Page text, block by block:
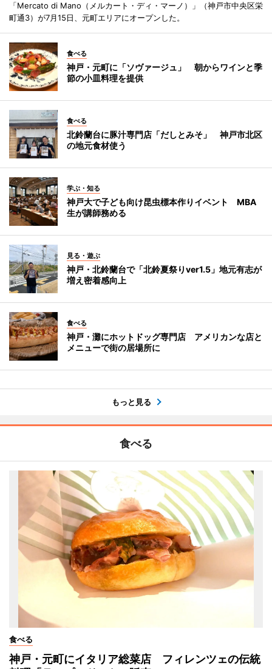
「Mercato di Mano（メルカート・ディ・マーノ）」（神戸市中央区栄
町通3）が7月15日、元町エリアにオープンした。
食べる
神戸・元町に「ソヴァージュ」 朝からワインと季
節の小皿料理を提供
食べる
北鈴蘭台に豚汁専門店「だしとみそ」 神戸市北区
の地元食材使う
学ぶ・知る
神戸大で子ども向け昆虫標本作りイベント MBA
生が講師務める
見る・遊ぶ
神戸・北鈴蘭台で「北鈴夏祭りver1.5」地元有志が
増え密着感向上
食べる
神戸・灘にホットドッグ専門店 アメリカンな店と
メニューで街の居場所に
もっと見る
食べる
食べる
神戸・元町にイタリア総菜店 フィレンツェの伝統